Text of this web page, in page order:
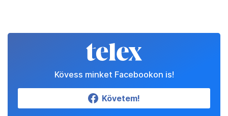
Kövess minket Facebookon is!
Követem!